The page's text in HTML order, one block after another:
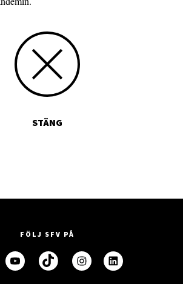
STÄNG
FÖLJ SFV PÅ